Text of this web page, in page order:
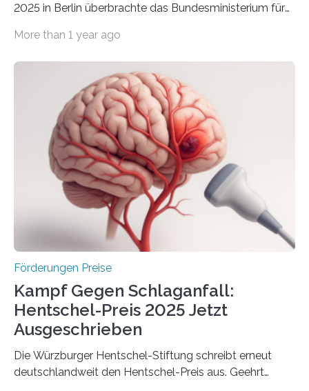
2025 in Berlin überbrachte das Bundesministerium für
Überplanmäßige Verpflichtungsermächtigungen in
Woche vom Haushaltsausschuss freigegeben – unter
anderem zur Unterstützung der
Industrieforschungsprogramme Industrielle
Gemeinschaftsforschung (IGF), Zentrales
Innovationsprogramm Mittelstand (ZIM) und
Innovationskompetenz INNO-KOM. Auf dem
Innovationstag Mittelstand 2025 am 5. Juni 2025 in
Berlin überbrachte das Bundesministerium für
Wirtschaft und Energie eine gute Nachricht:
Überplanmäßige Verpflichtungsermächtigungen in
More than 1 year ago
Förderungen Preise
Kampf Gegen Schlaganfall:
Hentschel-Preis 2025 Jetzt
Ausgeschrieben
Die Würzburger Hentschel-Stiftung schreibt erneut
deutschlandweit den Hentschel-Preis aus. Geehrt